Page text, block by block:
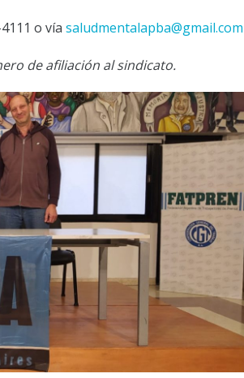
o vía saludmentalapba@gmail.com
de afiliación al sindicato.